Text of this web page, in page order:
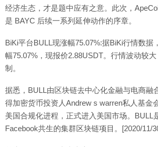
经济生态，才是题中应有之意。此次，
是 BAYC 后续一系列延伸动作的序章。
BiKi平台BULL现涨幅75.07%:据BiKi行情数据
幅75.07%，现报价2.88USDT。行情波动较
制。
据悉，BULL由区块链去中心化金融与电商融
得加密货币投资人Andrew s warren私人基金
美国合规化进程，正式进入美国市场。BULL
Facebook共生的集群区块链项目。[2020/11/